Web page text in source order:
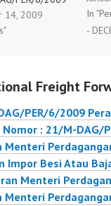
Atas
Menteri
Ketentuan
14, 2009
In
-
Freight
PER/6/2009
Nomor : 21/M-DAG/
Menteri
Impor Besi Atau
Menteri
Menteri